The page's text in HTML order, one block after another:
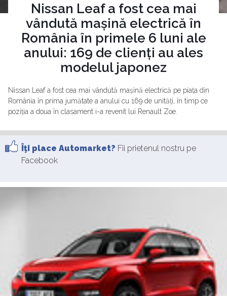
Nissan Leaf a fost cea mai
vândută mașină electrică în
România în primele 6 luni ale
anului: 169 de clienți au ales
modelul japonez
Nissan Leaf a fost cea mai vândută mașină electrică pe piața din
România în prima jumătate a anului cu 169 de unități, în timp ce
poziția a doua în clasament i-a revenit lui Renault Zoe.
Îţi place Automarket? Fii prietenul nostru pe
Facebook